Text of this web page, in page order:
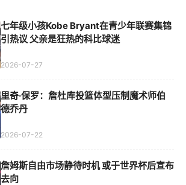
七年级小孩Kobe Bryant在青少年联赛集锦
引热议 父亲是狂热的科比球迷
2026-07-27
里奇·保罗：詹杜库投篮体型压制魔术师伯
德乔丹
2026-07-22
詹姆斯自由市场静待时机 或于世界杯后宣布
去向